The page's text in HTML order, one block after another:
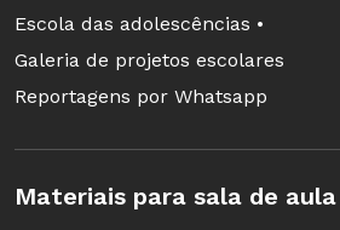
Escola das adolescências •
Galeria de projetos escolares
Reportagens por Whatsapp
Materiais para sala de aula